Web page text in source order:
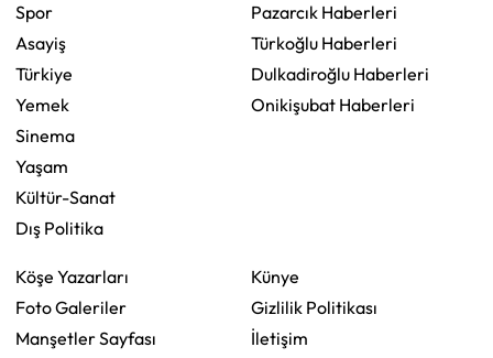
Spor
Asayiş
Türkiye
Yemek
Sinema
Yaşam
Kültür-Sanat
Dış Politika
Pazarcık Haberleri
Türkoğlu Haberleri
Dulkadiroğlu Haberleri
Onikişubat Haberleri
Köşe Yazarları
Foto Galeriler
Manşetler Sayfası
Künye
Gizlilik Politikası
İletişim